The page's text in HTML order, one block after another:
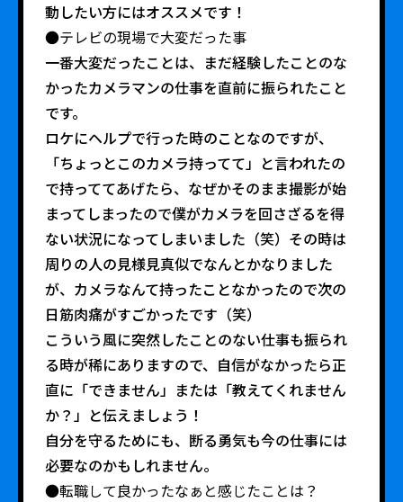
動したい方にはオススメです！
●テレビの現場で大変だった事
一番大変だったことは、まだ経験したことのな
かったカメラマンの仕事を直前に振られたこと
です。
ロケにヘルプで行った時のことなのですが、
「ちょっとこのカメラ持ってて」と言われたの
で持っててあげたら、なぜかそのまま撮影が始
まってしまったので僕がカメラを回さざるを得
ない状況になってしまいました（笑）その時は
周りの人の見様見真似でなんとかなりました
が、カメラなんて持ったことなかったので次の
日筋肉痛がすごかったです（笑）
こういう風に突然したことのない仕事も振られ
る時が稀にありますので、自信がなかったら正
直に「できません」または「教えてくれません
か？」と伝えましょう！
自分を守るためにも、断る勇気も今の仕事には
必要なのかもしれません。
●転職して良かったなぁと感じたことは？